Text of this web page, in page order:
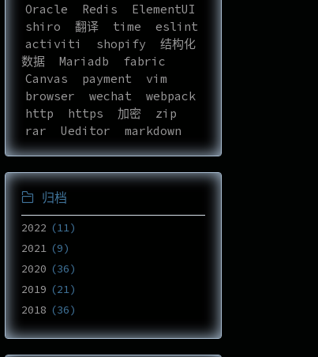
Oracle
Redis
ElementUI
shiro
翻译 time
eslint
activiti
shopify
结构化
数据
Mariadb
fabric
Canvas
payment
vim
browser
wechat
webpack
http
https 加密
zip
rar
Ueditor markdown
归档
2022
11
2021
9
2020
36
2019
21
2018
36